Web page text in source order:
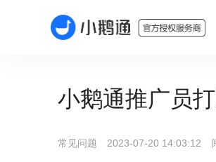
小鹅通推广员
常见问题 2023-07-20 14:03:12